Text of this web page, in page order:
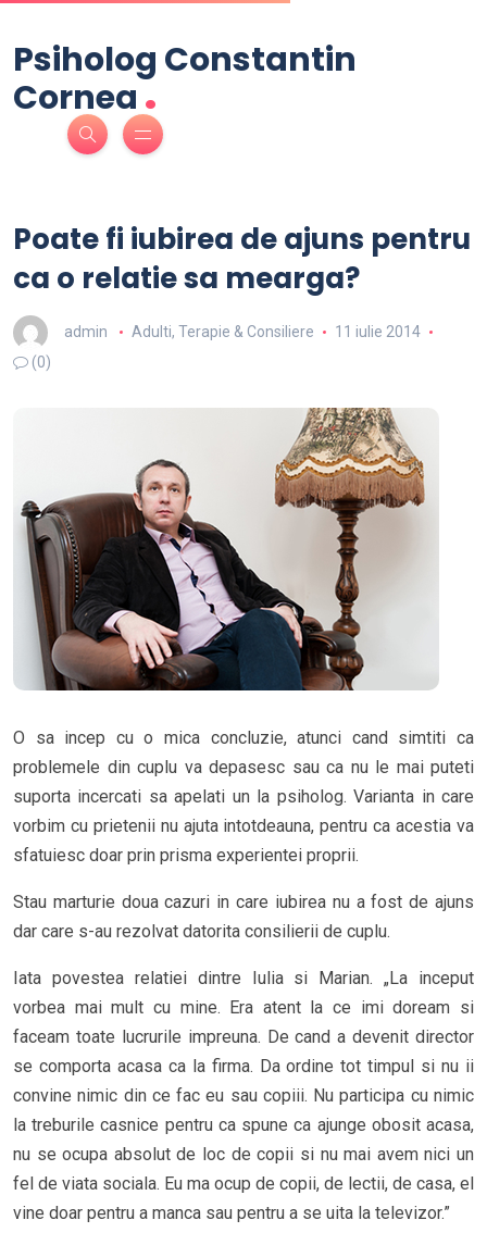
Psiholog Constantin
Cornea.
Poate fi iubirea de ajuns pentru
ca o relatie sa mearga?
admin Adulti, Terapie & Consiliere
11 iulie 2014
(0)
O sa incep cu o mica concluzie, atunci cand simtiti ca
problemele din cuplu va depasesc sau ca nu le mai puteti
suporta incercati sa apelati un la psiholog. Varianta in care
vorbim cu prietenii nu ajuta intotdeauna, pentru ca acestia va
sfatuiesc doar prin prisma experientei proprii.
Stau marturie doua cazuri in care iubirea nu a fost de ajuns
dar care s-au rezolvat datorita consilierii de cuplu.
Iata povestea relatiei dintre Iulia si Marian. „La inceput
vorbea mai mult cu mine. Era atent la ce imi doream si
faceam toate lucrurile impreuna. De cand a devenit director
se comporta acasa ca la firma. Da ordine tot timpul si nu ii
convine nimic din ce fac eu sau copiii. Nu participa cu nimic
la treburile casnice pentru ca spune ca ajunge obosit acasa,
nu se ocupa absolut de loc de copii si nu mai avem nici un
fel de viata sociala. Eu ma ocup de copii, de lectii, de casa, el
vine doar pentru a manca sau pentru a se uita la televizor.”